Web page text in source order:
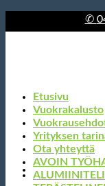
to
✆
Etusivu
Vuokrakalusto
Yrityksen
Ota yhteyttä
AVOIN